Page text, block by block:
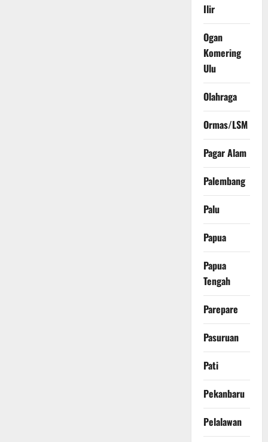
Ilir
Ogan
Komering
Ulu
Olahraga
Ormas/LSM
Pagar Alam
Palembang
Palu
Papua
Papua
Tengah
Parepare
Pasuruan
Pati
Pekanbaru
Pelalawan